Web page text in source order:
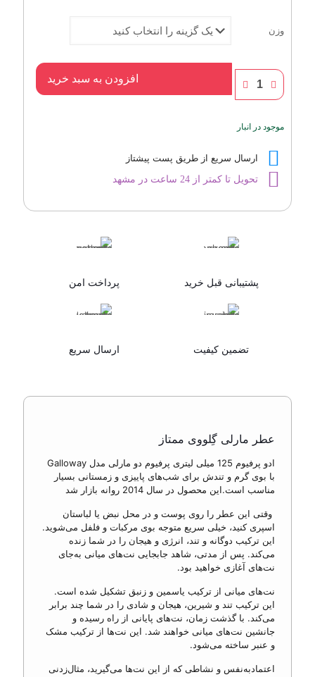
وزن
عطر
مارلی
گِلووی
افزودن به سبد خرید
موجود در انبار
ارسال سریع از طریق پست پیشتاز
تحویل تا کمتر از 24 ساعت در مشهد
پشتیبانی قبل خرید پرداخت امن
تضمین کیفیت ارسال سریع
عطر مارلی گِلووی ممتاز
ادو پرفیوم 125 میلی لیتری پرفیوم دو مارلی مدل
Galloway
با بوی گرم و تندش برای شب‌های پاییزی و زمستانی بسیار
مناسب است.این محصول در سال 2014 روانه بازار شد
وقتی این عطر را روی پوست و در محل نبض یا لباستان
اسپری کنید، خیلی سریع متوجه بوی مرکبات و فلفل می‌شوید.
این ترکیب دوگانه و تند، انرژی و هیجان را در شما زنده
می‌کند. پس از مدتی، شاهد جابجایی نت‌های میانی به‌جای
نت‌های آغازی خواهید بود.
نت‌های میانی از ترکیب یاسمین و زنبق تشکیل شده است.
این ترکیب تند و شیرین، هیجان و شادی را در شما چند برابر
می‌کند. با گذشت زمان، نت‌های پایانی از راه رسیده و
جانشین نت‌های میانی خواهند شد. این نت‌ها از ترکیب مشک
و عنبر ساخته می‌شود.
اعتمادبه‌نفس و نشاطی که از این نت‌ها می‌گیرید، مثال‌زدنی